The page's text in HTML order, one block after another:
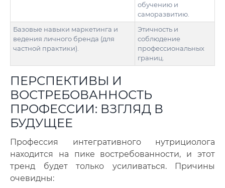
обучению и
саморазвитию.
Базовые навыки маркетинга и
ведения личного бренда (для
частной практики).
Этичность и
соблюдение
профессиональных
границ.
ПЕРСПЕКТИВЫ И
ВОСТРЕБОВАННОСТЬ
ПРОФЕССИИ: ВЗГЛЯД В
БУДУЩЕЕ
Профессия интегративного нутрициолога
находится на пике востребованности, и этот
тренд будет только усиливаться. Причины
очевидны: